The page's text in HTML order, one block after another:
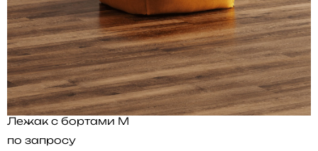
Лежак с бортами M
по запросу